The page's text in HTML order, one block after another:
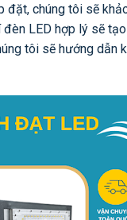
đặt, chúng tôi sẽ
LED hợp lý sẽ
tôi sẽ hướng dẫn